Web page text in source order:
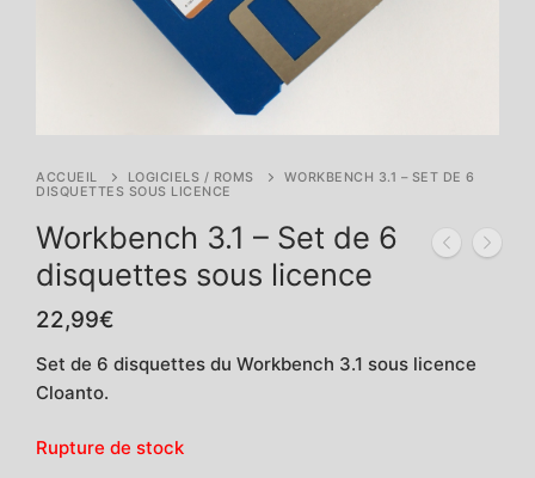
ACCUEIL LOGICIELS / ROMS
WORKBENCH 3.1 – SET DE 6
DISQUETTES SOUS LICENCE
Workbench 3.1 – Set de 6
disquettes sous licence
22,99€
Set de 6 disquettes du Workbench 3.1 sous licence
Cloanto.
Rupture de stock